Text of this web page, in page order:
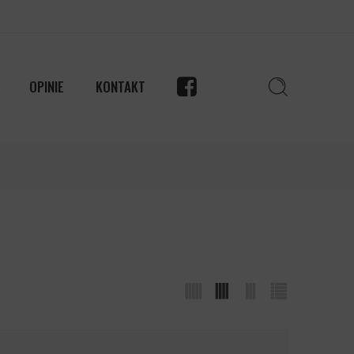
OPINIE KONTAKT